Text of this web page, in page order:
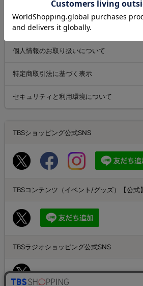
よくあるご質問
お問い合わせ
個人情報のお取り扱いについて
特定商取引法に基づく表示
セキュリティと利用環境について
TBSショッピング公式SNS
TBSコンテンツ（イベント/グッズ）【公式】
TBSラジオショッピング公式SNS